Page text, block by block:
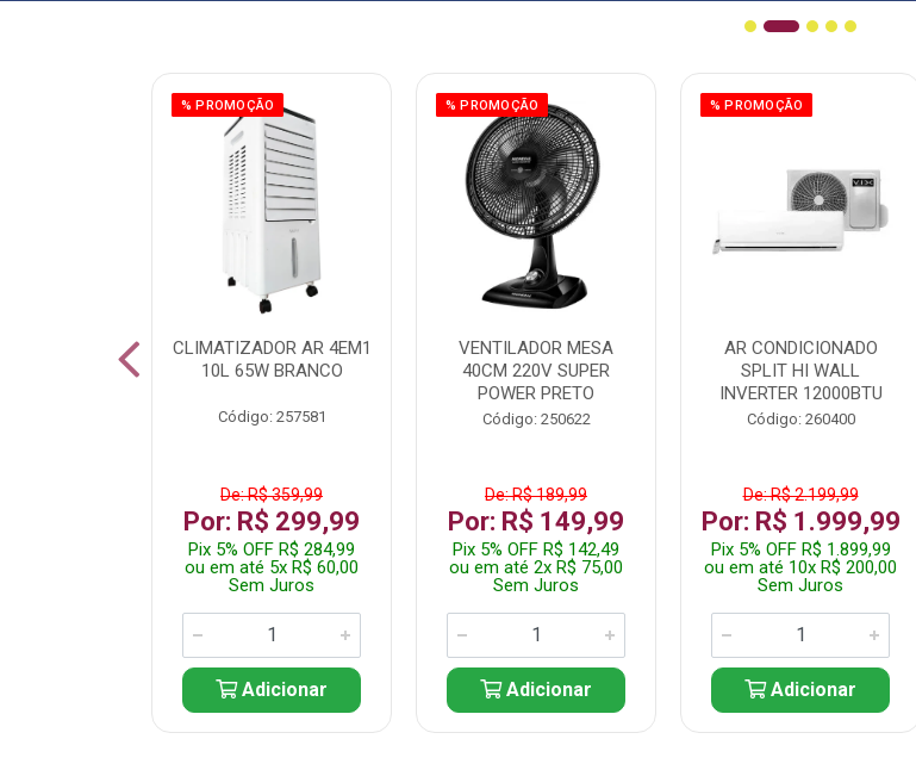
% PROMOÇÃO
CLIMATIZADOR AR 4EM1
10L 65W BRANCO
Código: 257581
De: R$ 359,99
Por: R$ 299,99
Pix 5% OFF R$ 284,99
ou em até 5x R$ 60,00
Sem Juros
Adicionar
% PROMOÇÃO
VENTILADOR MESA
40CM 220V SUPER
POWER PRETO
Código: 250622
De: R$ 189,99
Por: R$ 149,99
Pix 5% OFF R$ 142,49
ou em até 2x R$ 75,00
Sem Juros
Adicionar
% PROMOÇÃO
AR CONDICIONADO
SPLIT HI WALL
INVERTER 12000BTU
Código: 260400
De: R$ 2.199,99
Por: R$ 1.999,99
Pix 5% OFF R$ 1.899,99
ou em até 10x R$ 200,00
Sem Juros
Adicionar